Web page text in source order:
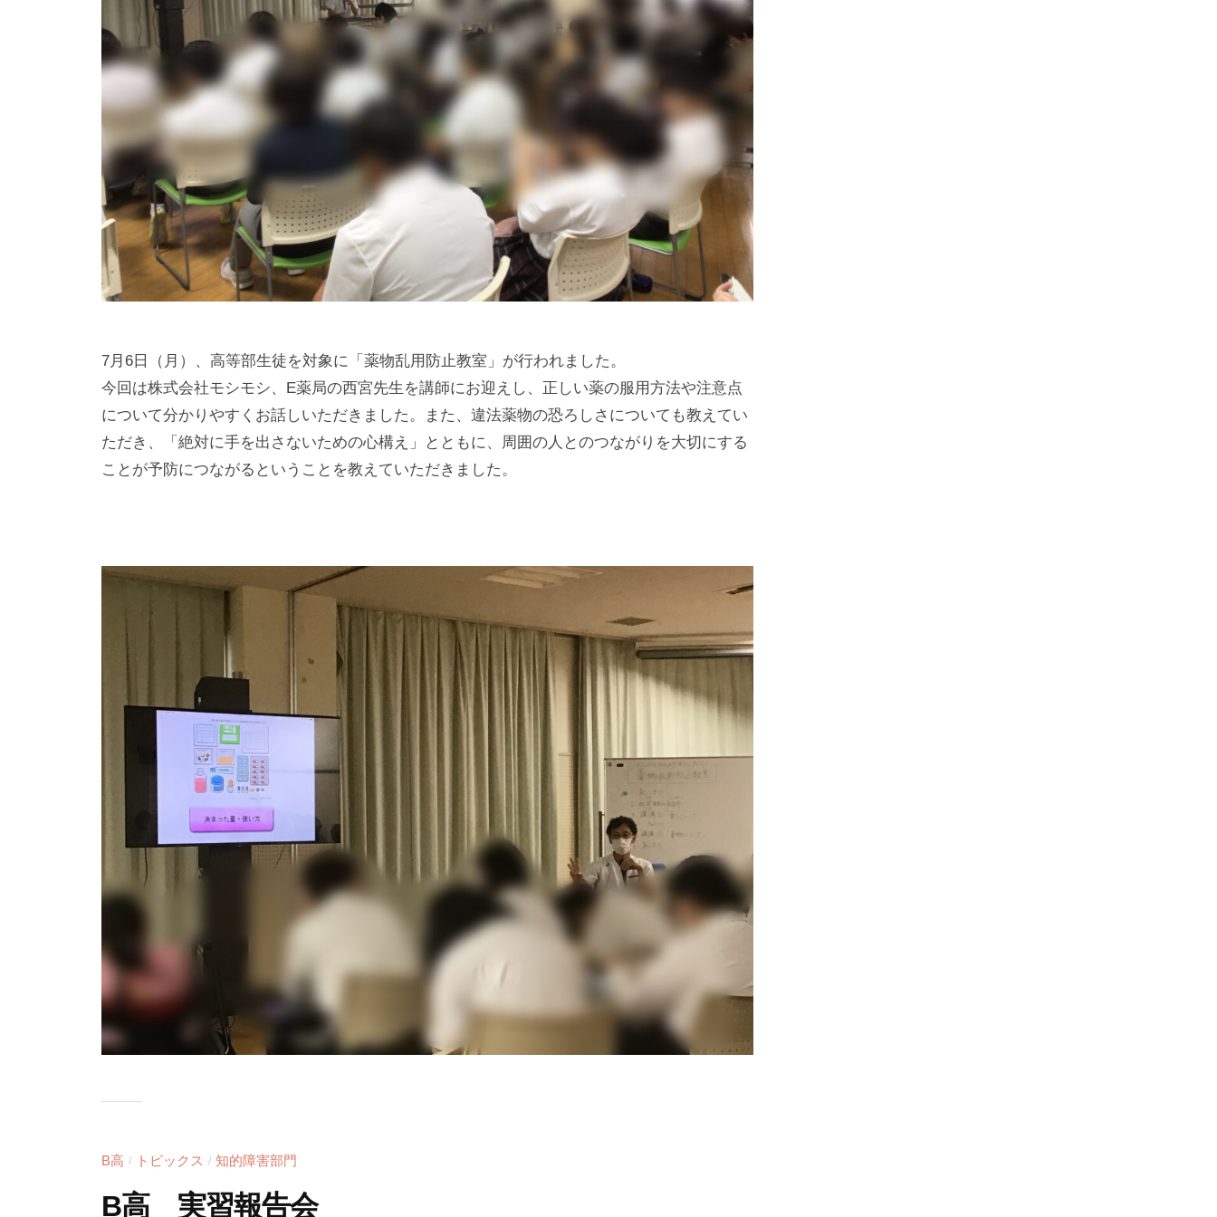
0
7月6日（月）、高等部生徒を対象に「薬物乱用防止教室」が行われました。
今回は株式会社モシモシ、E薬局の西宮先生を講師にお迎えし、正しい薬の服用方法や注意点
について分かりやすくお話しいただきました。また、違法薬物の恐ろしさについても教えてい
ただき、「絶対に手を出さないための心構え」とともに、周囲の人とのつながりを大切にする
ことが予防につながるということを教えていただきました。
B高 / トピックス / 知的障害部門
B高 実習報告会